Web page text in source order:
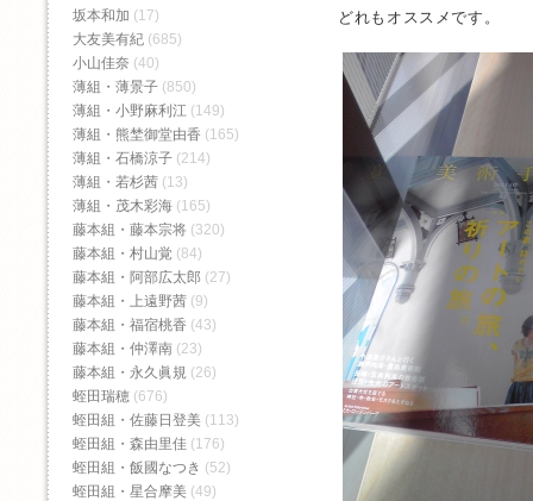
どれもオススメです。
坂本和加 (17)
大友美有紀 (685)
小山佳奈 (40)
薄組・薄景子 (850)
薄組・小野麻利江 (149)
薄組・熊埜御堂由香 (165)
薄組・石橋涼子 (214)
薄組・若杉茜 (13)
薄組・茂木彩海 (165)
藤本組・藤本宗将 (320)
藤本組・村山覚 (84)
藤本組・阿部広太郎 (27)
藤本組・上遠野茜 (9)
藤本組・福宿桃香‬ (43)
藤本組・仲澤南 (23)
藤本組・永久眞規 (26)
蛭田瑞穂 (676)
蛭田組・佐藤日登美 (113)
蛭田組・森由里佳 (176)
蛭田組・飯國なつき (52)
蛭田組・星合摩美 (49)